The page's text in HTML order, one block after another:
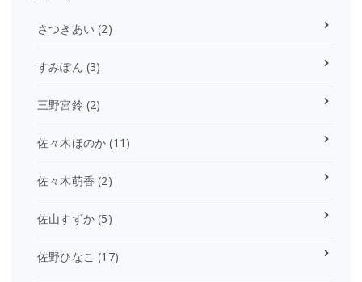
さつきあい (2)
すみぽん (3)
三野宮鈴(2)
佐々木ほのか (11)
佐々木萌香 (2)
佐山すずか (5)
佐野ひなこ (17)